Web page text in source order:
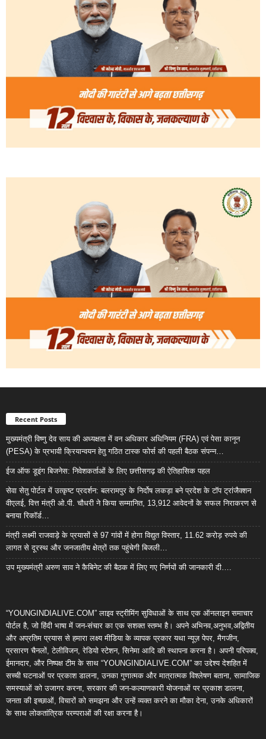
Recent Posts
मुख्यमंत्री विष्णु देव साय की अध्यक्षता में वन अधिकार अधिनियम (FRA) एवं पेसा कानून
(PESA) के प्रभावी क्रियान्वयन हेतु गठित टास्क फोर्स की पहली बैठक संपन्न…
ईज ऑफ डूइंग बिजनेस: निवेशकर्ताओं के लिए छत्तीसगढ़ की ऐतिहासिक पहल
सेवा सेतु पोर्टल में उत्कृष्ट प्रदर्शन: बलरामपुर के निर्दोष लकड़ा बने प्रदेश के टॉप ट्रांजैक्शन
वीएलई, वित्त मंत्री ओ.पी. चौधरी ने किया सम्मानित, 13,912 आवेदनों के सफल निराकरण से
बनाया रिकॉर्ड…
मंत्री लक्ष्मी राजवाड़े के प्रयासों से 97 गांवों में होगा विद्युत विस्तार, 11.62 करोड़ रुपये की
लागत से दूरस्थ और जनजातीय क्षेत्रों तक पहुंचेगी बिजली…
उप मुख्यमंत्री अरुण साव ने कैबिनेट की बैठक में लिए गए निर्णयों की जानकारी दी….
“YOUNGINDIALIVE.COM” लाइव स्ट्रीमिंग सुविधाओं के साथ एक ऑनलाइन समाचार
पोर्टल है, जो हिंदी भाषा में जन-संचार का एक सशक्त स्तम्भ है। अपने अभिनव,अनुभव,अद्वितीय
और अप्रतिम प्रयास से हमारा लक्ष्य मीडिया के व्यापक प्रकार यथा न्यूज़ पेपर, मैगजीन,
प्रसारण चैनलों, टेलीविजन, रेडियो स्टेशन, सिनेमा आदि की स्थापना करना है। अपनी परिपक्व,
ईमानदार, और निष्पक्ष टीम के साथ “YOUNGINDIALIVE.COM” का उद्देश्य देशहित में
सच्ची घटनाओं पर प्रकाश डालना, उनका गुणात्मक और मात्रात्मक विश्लेषण बताना, सामाजिक
समस्याओं को उजागर करना, सरकार की जन-कल्याणकारी योजनाओं पर प्रकाश डालना,
जनता की इच्छाओं, विचारों को समझना और उन्हें व्यक्त करने का मौका देना, उनके अधिकारों
के साथ लोकतांत्रिक परम्पराओं की रक्षा करना है।